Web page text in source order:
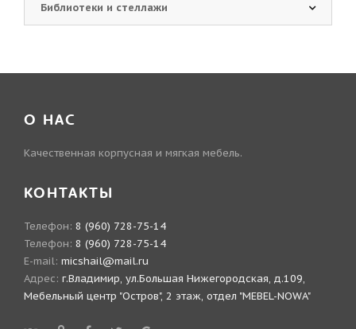
Библиотеки и стеллажи
О НАС
Качественная корпусная и мягкая мебель.
КОНТАКТЫ
Телефон: 8 (960) 728-75-14
Телефон: 8 (960) 728-75-14
E-mail: micshail@mail.ru
Адрес: г.Владимир, ул.Большая Нижегородская, д.109,
Мебельный центр "Остров", 2 этаж, отдел "MEBEL-NOWA"